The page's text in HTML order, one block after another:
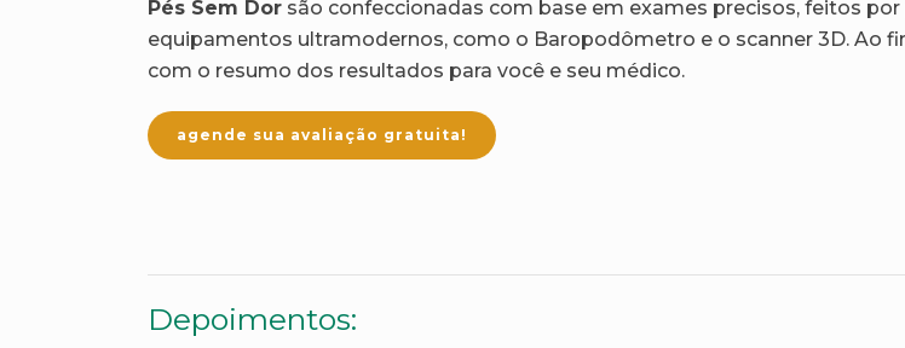
Pés Sem Dor são confeccionadas com base em exames precisos, feitos
equipamentos ultramodernos, como o Baropodômetro e o scanner 3D. Ao
com o resumo dos resultados para você e seu médico.
agende sua avaliação gratuita!
Depoimentos: